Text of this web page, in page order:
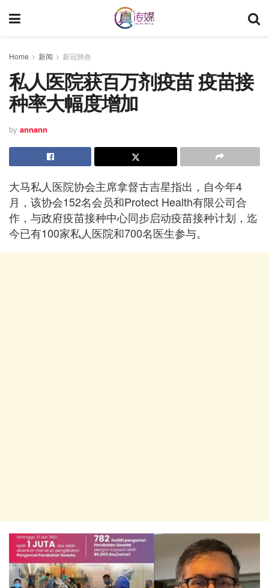
Home 新闻 新冠肺炎
私人医院获百万剂疫苗 疫苗接
种率大幅度增加
by annann
大马私人医院协会主席拿督古吉星指出，自今年4
月，该协会152名会员和Protect Health有限公司合
作，与政府疫苗接种中心同步启动疫苗接种计划，迄
今已有100家私人医院和700名医生参与。